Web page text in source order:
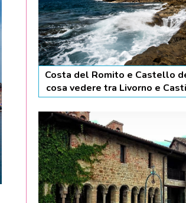
Costa del Romito e Castello
cosa vedere tra Livorno e